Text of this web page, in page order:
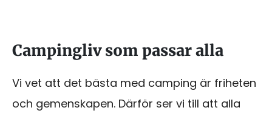
Campingliv som passar alla
Vi vet att det bästa med camping är friheten
och gemenskapen. Därför ser vi till att alla